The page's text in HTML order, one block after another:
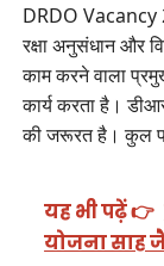
DRDO Vacancy
रक्षा अनुसंधान और
काम करने वाला
कार्य करता है।
की जरूरत है। कुल
यह भी पढ़ें 👉
योजना साह